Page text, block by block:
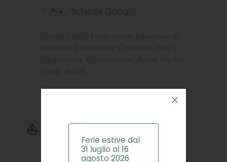
「↗→」
⛵ Bretagne
Ferie estive dal
31 luglio al 16
agosto 2026